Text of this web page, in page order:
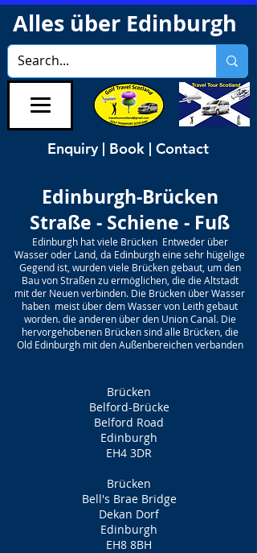
Alles über Edinburgh
Enquiry | Book | Contact
Edinburgh-Brücken
Straße - Schiene - Fuß
Edinburgh hat viele Brücken Entweder über
Wasser oder Land, da Edinburgh eine sehr hügelige
Gegend ist, wurden viele Brücken gebaut, um den
Bau von Straßen zu ermöglichen, die die Altstadt
mit der Neuen verbinden. Die Brücken über Wasser
haben meist über dem Wasser von Leith gebaut
worden. die anderen über den Union Canal. Die
hervorgehobenen Brücken sind alle Brücken, die
Old Edinburgh mit den Außenbereichen verbanden
Brücken
Belford-Brücke
Belford Road
Edinburgh
EH4 3DR
Brücken
Bell's Brae Bridge
Dekan Dorf
Edinburgh
EH8 8BH